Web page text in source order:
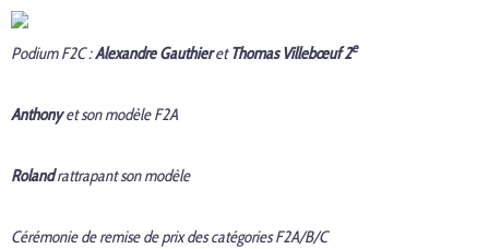
Podium F2C :Alexandre GauthieretThomas Villebœuf 2e
Anthonyet son modèle F2A
Rolandrattrapant son modèle
Cérémonie de remise de prix des catégories F2A/B/C